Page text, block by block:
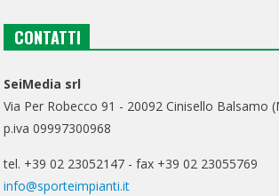
CONTATTI
SeiMedia srl
Via Per Robecco 91 - 20092 Cinisello Balsamo
p.iva 09997300968
tel. +39 02 23052147 - fax +39 02 23055769
info@sporteimpianti.it